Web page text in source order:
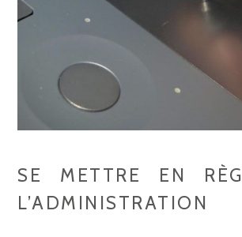
SE METTRE EN
L’ADMINISTRATION